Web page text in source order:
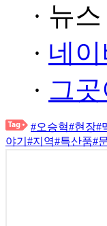
· 뉴
· 네
· 그
#오승혁#현장#
야기 #지역#특산품#